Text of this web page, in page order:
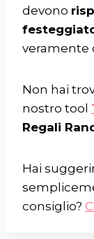
devono
veramente
Non hai
nostro tool
Regali
Hai
consiglio?